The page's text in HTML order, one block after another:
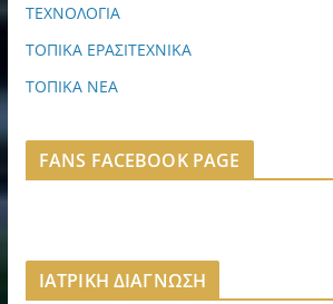
ΤΕΧΝΟΛΟΓΙΑ
ΤΟΠΙΚΑ ΕΡΑΣΙΤΕΧΝΙΚΑ
ΤΟΠΙΚΑ ΝΕΑ
FANS FACEBOOK PAGE
ΙΑΤΡΙΚΗ ΔΙΑΓΝΩΣΗ